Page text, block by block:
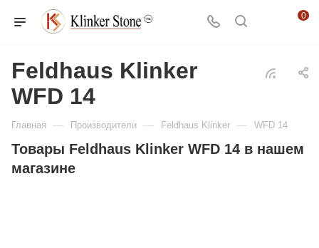
0
Feldhaus Klinker
WFD 14
Главная — Производители — Feldhaus Klinker — WFD 14
Товары Feldhaus Klinker WFD 14 в нашем
магазине